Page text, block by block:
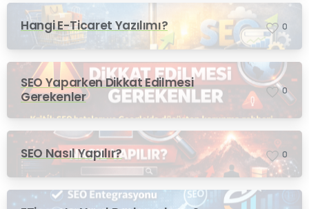
Hangi E-Ticaret Yazılımı? 0
SEO Yaparken Dikkat Edilmesi
Gerekenler
0
SEO Nasıl Yapılır? 0